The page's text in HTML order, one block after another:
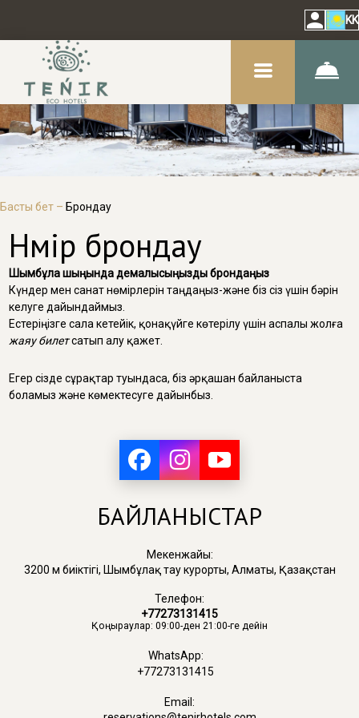
KK
Басты бет – Брондау
Нөмір брондау
Шымбұлақ шыңында демалысыңызды брондаңыз
Күндер мен санат нөмірлерін таңдаңыз-және біз сіз үшін бәрін
келуге дайындаймыз.
Естеріңізге сала кетейік, қонақүйге көтерілу үшін аспалы жолға
жаяу билетсатып алу қажет.
Егер сізде сұрақтар туындаса, біз әрқашан байланыста
боламыз және көмектесуге дайынбыз.
БАЙЛАНЫСТАР
Мекенжайы:
3200 м биіктігі, Шымбұлақ тау курорты, Алматы, Қазақстан
Телефон:
+77273131415
Қоңыраулар: 09:00-ден 21:00-ге дейін
WhatsApp:
+77273131415
Email: